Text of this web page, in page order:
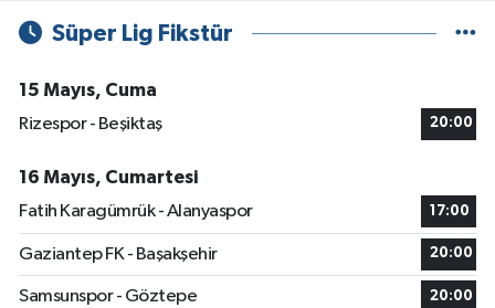
Süper Lig Fikstür
15 Mayıs, Cuma
Rizespor - Beşiktaş
20:00
16 Mayıs, Cumartesi
Fatih Karagümrük - Alanyaspor
17:00
Gaziantep FK - Başakşehir 20:00
Samsunspor - Göztepe 20:00